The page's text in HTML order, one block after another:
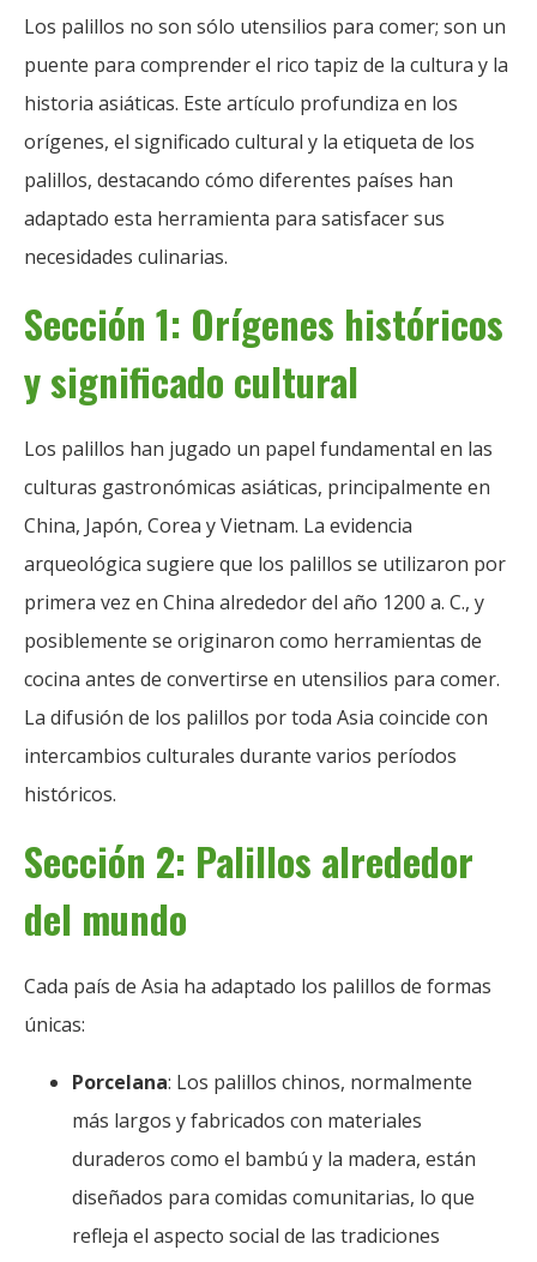
Los palillos no son sólo utensilios para comer; son un
puente para comprender el rico tapiz de la cultura y la
historia asiáticas. Este artículo profundiza en los
orígenes, el significado cultural y la etiqueta de los
palillos, destacando cómo diferentes países han
adaptado esta herramienta para satisfacer sus
necesidades culinarias.
Sección 1: Orígenes históricos
y significado cultural
Los palillos han jugado un papel fundamental en las
culturas gastronómicas asiáticas, principalmente en
China, Japón, Corea y Vietnam. La evidencia
arqueológica sugiere que los palillos se utilizaron por
primera vez en China alrededor del año 1200 a. C., y
posiblemente se originaron como herramientas de
cocina antes de convertirse en utensilios para comer.
La difusión de los palillos por toda Asia coincide con
intercambios culturales durante varios períodos
históricos.
Sección 2: Palillos alrededor
del mundo
Cada país de Asia ha adaptado los palillos de formas
únicas:
Porcelana: Los palillos chinos, normalmente
más largos y fabricados con materiales
duraderos como el bambú y la madera, están
diseñados para comidas comunitarias, lo que
refleja el aspecto social de las tradiciones